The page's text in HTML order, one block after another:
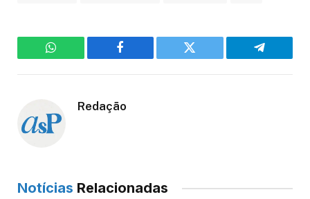
WhatsApp Facebook Twitter Telegram
Redação
Notícias Relacionadas